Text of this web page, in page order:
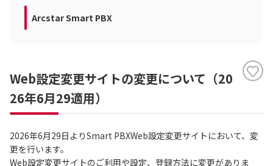
Arcstar Smart PBX
Web設定変更サイトの変更について（20
26年6月29適用）
2026年6月29日よりSmart PBXWeb設定変更サイトにおいて、変
更を行います。
Web設定変更サイトのご利用や設定、登録方法に変更がありま